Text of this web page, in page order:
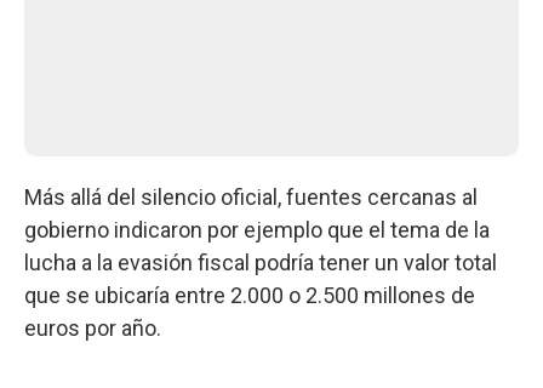
Más allá del silencio oficial, fuentes cercanas al
gobierno indicaron por ejemplo que el tema de la
lucha a la evasión fiscal podría tener un valor total
que se ubicaría entre 2.000 o 2.500 millones de
euros por año.